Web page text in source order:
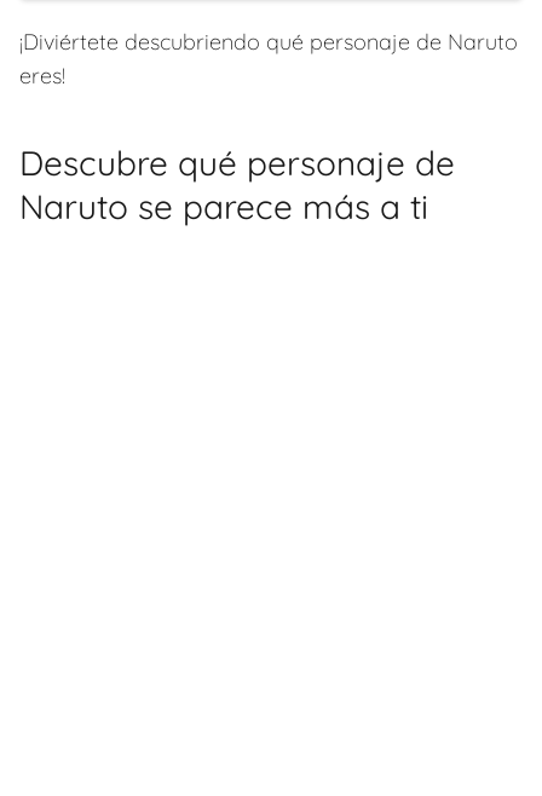
¡Diviértete descubriendo qué personaje de Naruto
eres!
Descubre qué personaje de
Naruto se parece más a ti